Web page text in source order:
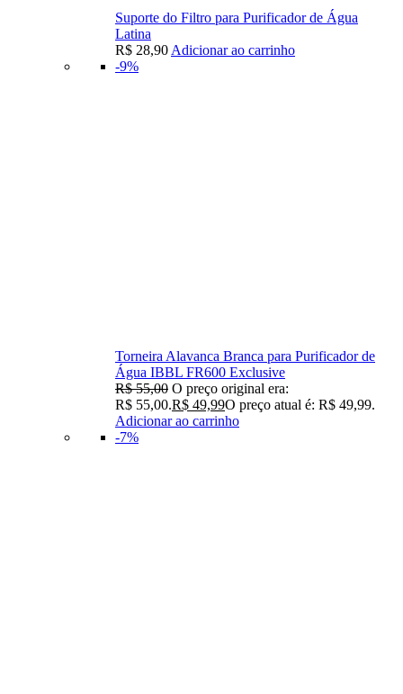
Suporte do Filtro para Purificador de Água
Latina
R$ 28,90 Adicionar ao carrinho
-9%
Torneira Alavanca Branca para Purificador de
Água IBBL FR600 Exclusive
R$55,00 O preço original era:
R$ 55,00.R$ 49,99O preço atual é: R$ 49,99.
Adicionar ao carrinho
-7%